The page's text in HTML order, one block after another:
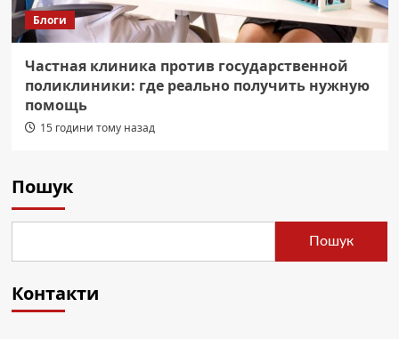
Блоги
Частная клиника против государственной
поликлиники: где реально получить нужную
помощь
15 години тому назад
Пошук
Пошук
Контакти